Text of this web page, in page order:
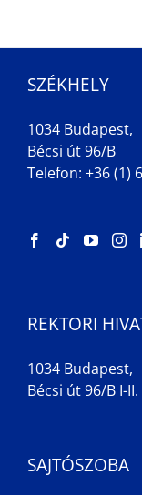
SZÉKHELY
1034 Budapest,
Bécsi út 96/B
Telefon: +36 (1)
REKTORI
1034 Budapest,
Bécsi út 96/B I-
SAJTÓSZOBA